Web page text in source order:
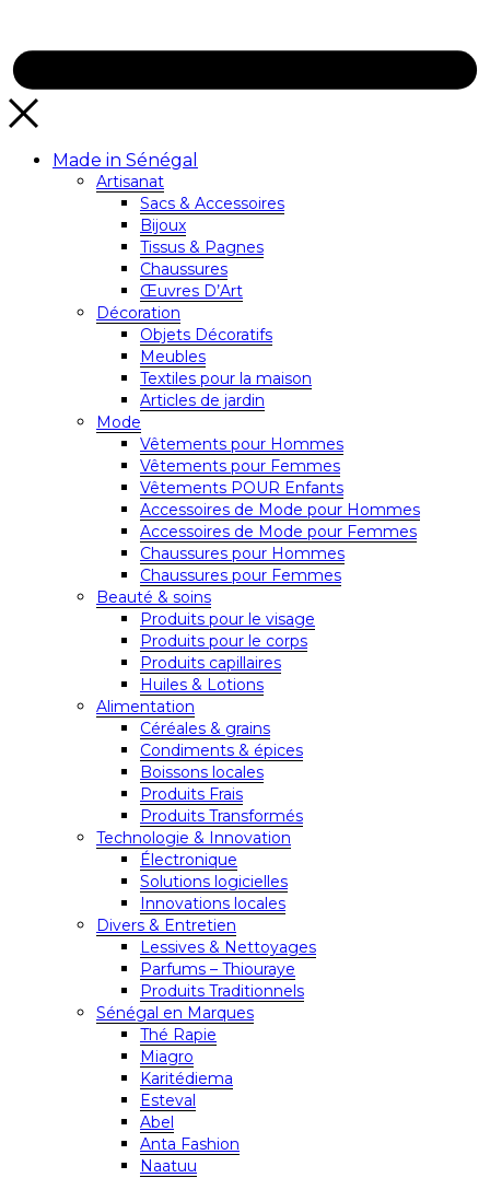
Made in Sénégal
Artisanat
Sacs & Accessoires
Bijoux
Tissus & Pagnes
Chaussures
Œuvres D’Art
Décoration
Objets Décoratifs
Meubles
Textiles pour la maison
Articles de jardin
Mode
Vêtements pour Hommes
Vêtements pour Femmes
Vêtements POUR Enfants
Accessoires de Mode pour Hommes
Accessoires de Mode pour Femmes
Chaussures pour Hommes
Chaussures pour Femmes
Beauté & soins
Produits pour le visage
Produits pour le corps
Produits capillaires
Huiles & Lotions
Alimentation
Céréales & grains
Condiments & épices
Boissons locales
Produits Frais
Produits Transformés
Technologie & Innovation
Électronique
Solutions logicielles
Innovations locales
Divers & Entretien
Lessives & Nettoyages
Parfums – Thiouraye
Produits Traditionnels
Sénégal en Marques
Thé Rapie
Miagro
Karitédiema
Esteval
Abel
Anta Fashion
Naatuu